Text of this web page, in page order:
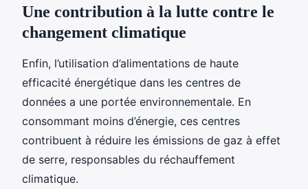
Une contribution à la lutte contre le
changement climatique
Enfin, l’utilisation d’alimentations de haute
efficacité énergétique dans les centres de
données a une portée environnementale. En
consommant moins d’énergie, ces centres
contribuent à réduire les émissions de gaz à effet
de serre, responsables du réchauffement
climatique.